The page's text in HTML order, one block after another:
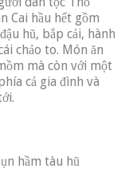
Cai hầu hết gồm
hũ, bắp cải, hành
chảo to. Món ăn
mà còn với một
cả gia đình và